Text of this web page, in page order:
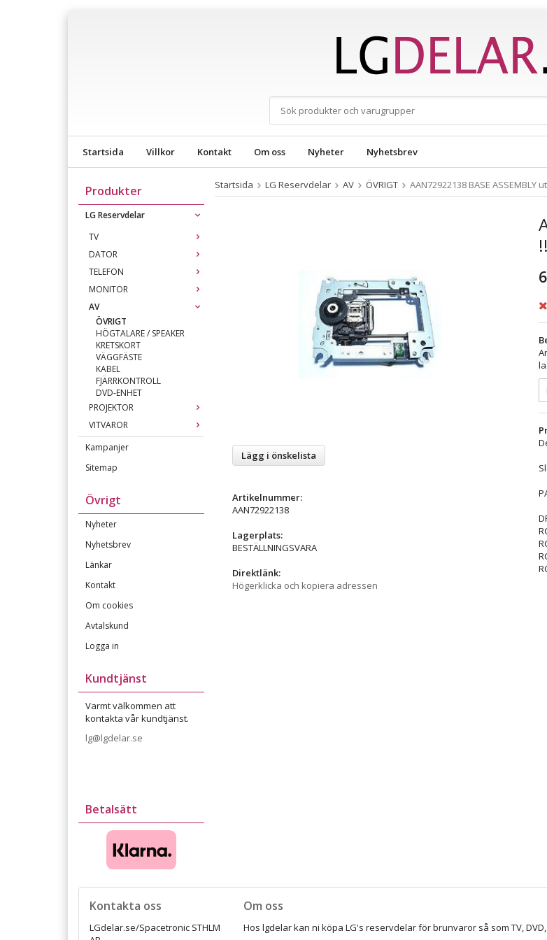
Startsida Villkor Kontakt Om oss Nyheter Nyhetsbrev
Produkter
LG Reservdelar
TV
DATOR
TELEFON
MONITOR
AV
ÖVRIGT
HÖGTALARE / SPEAKER
KRETSKORT
VÄGGFÄSTE
KABEL
FJÄRRKONTROLL
DVD-ENHET
PROJEKTOR
VITVAROR
Kampanjer
Sitemap
Övrigt
Nyheter
Nyhetsbrev
Länkar
Kontakt
Om cookies
Avtalskund
Logga in
Kundtjänst
Varmt välkommen att
kontakta vår kundtjänst.
lg@lgdelar.se
Betalsätt
Startsida LG Reservdelar AV ÖVRIGT AAN72922138 BASE ASSEMBLY
Lägg i önskelista
Artikelnummer:
AAN72922138
Lagerplats:
BESTÄLLNINGSVARA
Direktlänk:
Högerklicka och kopiera adressen
Kontakta oss
LGdelar.se/Spacetronic STHLM
Om oss
Hos lgdelar kan ni köpa LG's reservdelar för brunvaror så som TV,